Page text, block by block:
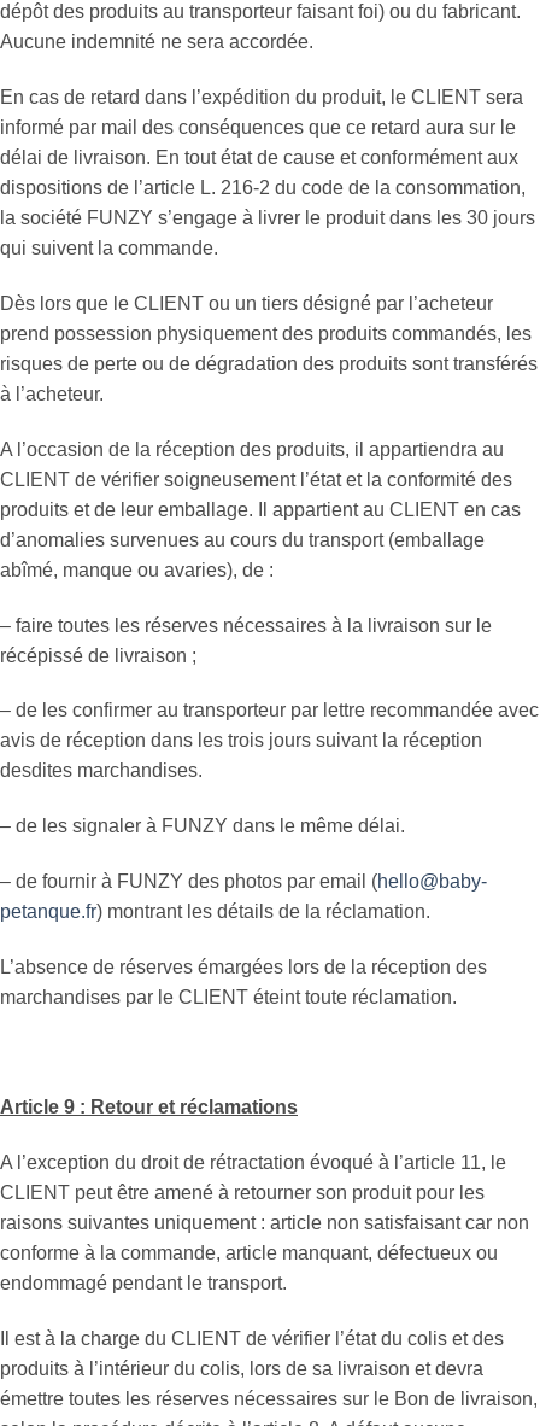
dépôt des produits au transporteur faisant foi) ou du fabricant.
Aucune indemnité ne sera accordée.
En cas de retard dans l’expédition du produit, le CLIENT sera
informé par mail des conséquences que ce retard aura sur le
délai de livraison. En tout état de cause et conformément aux
dispositions de l’article L. 216-2 du code de la consommation,
la société FUNZY s’engage à livrer le produit dans les 30 jours
qui suivent la commande.
Dès lors que le CLIENT ou un tiers désigné par l’acheteur
prend possession physiquement des produits commandés, les
risques de perte ou de dégradation des produits sont transférés
à l’acheteur.
A l’occasion de la réception des produits, il appartiendra au
CLIENT de vérifier soigneusement l’état et la conformité des
produits et de leur emballage. Il appartient au CLIENT en cas
d’anomalies survenues au cours du transport (emballage
abîmé, manque ou avaries), de :
– faire toutes les réserves nécessaires à la livraison sur le
récépissé de livraison ;
– de les confirmer au transporteur par lettre recommandée avec
avis de réception dans les trois jours suivant la réception
desdites marchandises.
– de les signaler à FUNZY dans le même délai.
– de fournir à FUNZY des photos par email (hello@baby-
petanque.fr) montrant les détails de la réclamation.
L’absence de réserves émargées lors de la réception des
marchandises par le CLIENT éteint toute réclamation.
Article 9 : Retour et réclamations
A l’exception du droit de rétractation évoqué à l’article 11, le
CLIENT peut être amené à retourner son produit pour les
raisons suivantes uniquement : article non satisfaisant car non
conforme à la commande, article manquant, défectueux ou
endommagé pendant le transport.
Il est à la charge du CLIENT de vérifier l’état du colis et des
produits à l’intérieur du colis, lors de sa livraison et devra
émettre toutes les réserves nécessaires sur le Bon de livraison,